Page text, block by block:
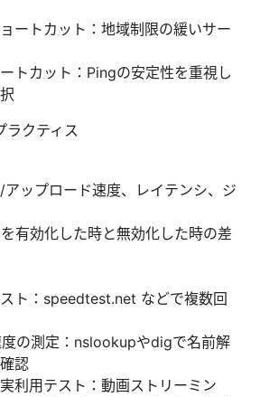
ートカット：地域制限の緩いサー
トカット：Pingの安定性を重視し
ラクティス
ップロード速度、レイテンシ、ジ
有効化した時と無効化した時の差
ト：speedtest.net などで複数回
の測定：nslookupやdigで名前解
認
利用テスト：動画ストリーミン